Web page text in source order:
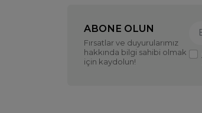
ABONE OLUN
Fırsatlar ve duyurularımız
hakkında bilgi sahibi olmak
için kaydolun!